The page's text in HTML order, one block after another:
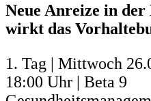
Neue Anreize in
wirkt das
1. Tag | Mittwoch
18:00 Uhr | Beta 9